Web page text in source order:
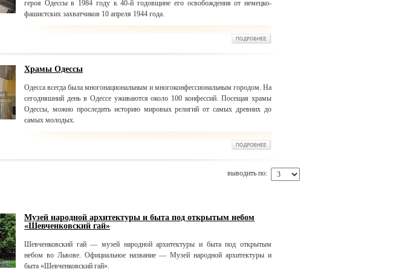
героя Одессы в 1984 году к 40-й годовщине его освобождения от немецко-
фашистских захватчиков 10 апреля 1944 года.
Храмы Одессы
Одесса всегда была многонациональным и многоконфессиональным городом. На
сегодняшний день в Одессе уживаются около 100 конфессий. Посещая храмы
Одессы, можно проследить историю мировых религий от самых древних до
самых молодых.
выводить по:
Музей народной архитектуры и быта под открытым небом
«Шевченковский гай»
Шевченковский гай — музей народной архитектуры и быта под открытым
небом во Львове. Официальное название — Музей народной архитектуры и
быта «Шевченковский гай».